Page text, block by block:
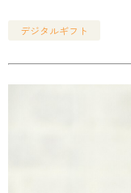
デジタルギフト